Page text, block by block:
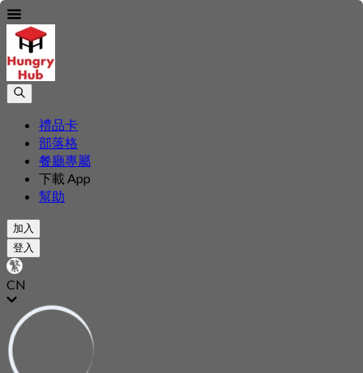
禮品卡
部落格
餐廳專屬
下載 App
幫助
加入
登入
CN